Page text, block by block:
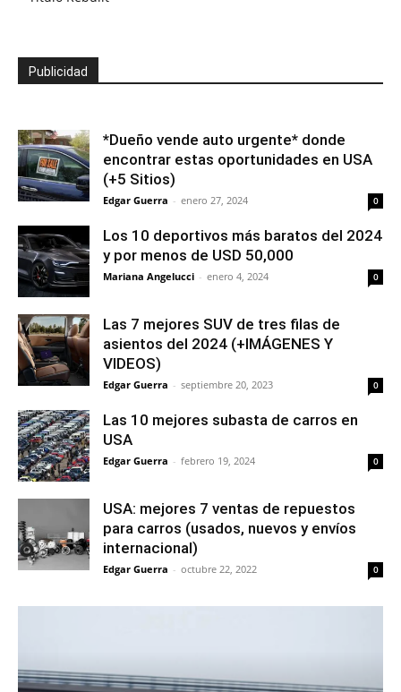
Publicidad
*Dueño vende auto urgente* donde
encontrar estas oportunidades en USA
(+5 Sitios)
Edgar Guerra - enero 27, 2024 0
Los 10 deportivos más baratos del 2024
y por menos de USD 50,000
Mariana Angelucci - enero 4, 2024 0
Las 7 mejores SUV de tres filas de
asientos del 2024 (+IMÁGENES Y
VIDEOS)
Edgar Guerra - septiembre 20, 2023 0
Las 10 mejores subasta de carros en
USA
Edgar Guerra - febrero 19, 2024 0
USA: mejores 7 ventas de repuestos
para carros (usados, nuevos y envíos
internacional)
Edgar Guerra - octubre 22, 2022 0